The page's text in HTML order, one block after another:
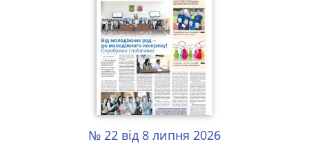
№ 22 від 8 липня 2026